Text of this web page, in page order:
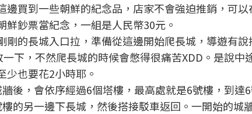
邊買到一些朝鮮的紀念品，店家不會強迫推銷，可
鈔票當紀念，一組是人民幣30元。
的長城入口拉，準備從這邊開始爬長城，導遊有說
下，不然爬長城的時候會憋得很痛苦XDD。是說中
少也要花2小時耶。
後，會依序經過6個塔樓，最高處就是6號樓，到達
的另一邊下長城，然後搭接駁車返回。一開始的城